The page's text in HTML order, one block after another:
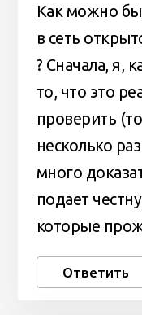
Как можно
в сеть
? Сначала, я,
то, что это
проверить
несколько
много
подает
которые
Ответить